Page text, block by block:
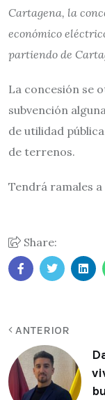
Cartagena, la
económico
partiendo de
La concesión se
subvención
de utilidad
de terrenos.
Tendrá ramales
Share:
ANTERIOR